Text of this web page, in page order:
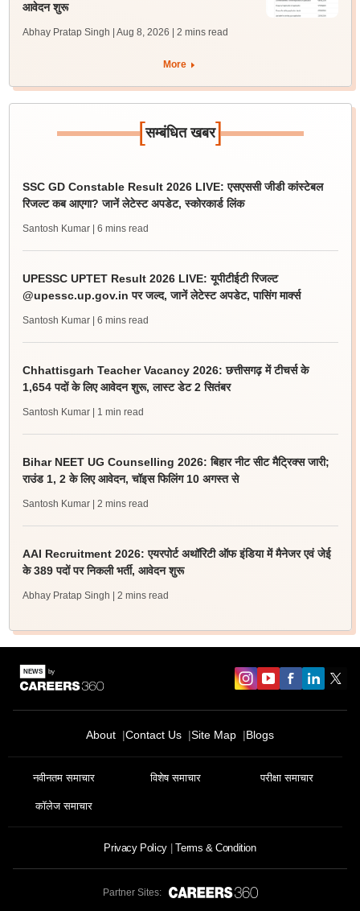
आवेदन शुरू
Abhay Pratap Singh | Aug 8, 2026 | 2 mins read
More
[सम्बंधित खबर]
SSC GD Constable Result 2026 LIVE: एसएससी जीडी कांस्टेबल
रिजल्ट कब आएगा? जानें लेटेस्ट अपडेट, स्कोरकार्ड लिंक
Santosh Kumar | 6 mins read
UPESSC UPTET Result 2026 LIVE: यूपीटीईटी रिजल्ट
@upessc.up.gov.in पर जल्द, जानें लेटेस्ट अपडेट, पासिंग मार्क्स
Santosh Kumar | 6 mins read
Chhattisgarh Teacher Vacancy 2026: छत्तीसगढ़ में टीचर्स के
1,654 पदों के लिए आवेदन शुरू, लास्ट डेट 2 सितंबर
Santosh Kumar | 1 min read
Bihar NEET UG Counselling 2026: बिहार नीट सीट मैट्रिक्स जारी;
राउंड 1, 2 के लिए आवेदन, चॉइस फिलिंग 10 अगस्त से
Santosh Kumar | 2 mins read
AAI Recruitment 2026: एयरपोर्ट अथॉरिटी ऑफ इंडिया में मैनेजर एवं जेई
के 389 पदों पर निकली भर्ती, आवेदन शुरू
Abhay Pratap Singh | 2 mins read
About Contact Us Site Map Blogs
नवीनतम समाचार विशेष समाचार परीक्षा समाचार
कॉलेज समाचार
Privacy Policy Terms & Condition
Partner Sites: